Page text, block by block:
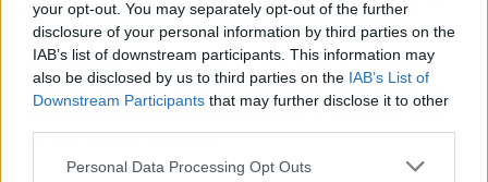
your opt-out. You may separately opt-out of the further
disclosure of your personal information by third parties on the
IAB’s list of downstream participants. This information may
also be disclosed by us to third parties on the IAB’s List of
Downstream Participants that may further disclose it to other
Personal Data Processing Opt Outs
quedar como juzgado de Primera instancia, la
diligencias se remitieron al Juzgado Decano
para su reparto. De esta forma, el caso pasó al
juzgado de Instrucción número 1 de Jaén, que
les dio nuevo número.